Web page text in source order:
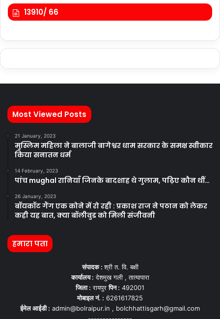
13910/ 66
Most Viewed Posts
21 January, 2023
मुस्लिम महिला ने बालाजी बागेश्वर धाम सरकार के समक्ष स्वीकार
किया सनातन धर्म
14 February, 2023
पांच mughal रानियाँ जिनके बादशाह थे गुलाम, पढ़िए कौन थीं…
26 January, 2023
बॉयकॉट गैंग एक कोने में रो रही : प्रकाश राज ने पठान को लेकर
कही यह बात, क्या बॉलीवुड को मिली संजीवनी
हमारा पता
संपादक :श्री त. वि. बक्षी
कार्यालय : देशमुख गली , तात्यापारा
जिला : रायपुरपिन : 492001
मोबाइल नं. : 6261617825
ईमेल आईडी : admin@bolraipur.in , bolchhattisgarh@gmail.com